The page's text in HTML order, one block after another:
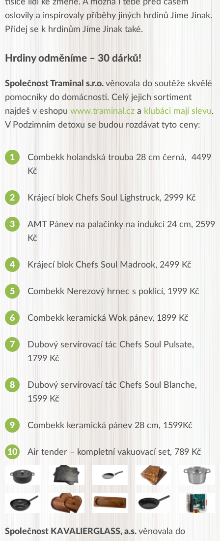
oslovily a inspirovaly příběhy jiných hrdinů Jíme Jinak.
Přidej se k hrdinům Jíme Jinak také.
Hrdiny odměníme – 30 dárků!
Společnost Traminal s.r.o. věnovala do soutěže skvělé
pomocníky do domácnosti. Celý jejich sortiment
najdeš v eshopu www.traminal.cz a klubáci mají slevu.
V Podzimním detoxu se budou rozdávat tyto ceny:
Combekk holandská trouba 28 cm černá, 4499
Kč
Krájecí blok Chefs Soul Lighstruck, 2999 Kč
AMT Pánev na palačinky na indukci 24 cm, 2599
Kč
Krájecí blok Chefs Soul Madrook, 2499 Kč
Combekk Nerezový hrnec s poklicí, 1999 Kč
Combekk keramická Wok pánev, 1899 Kč
Dubový servírovací tác Chefs Soul Pulsate,
1799 Kč
Dubový servírovací tác Chefs Soul Blanche,
1599 Kč
Combekk keramická pánev 28 cm, 1599Kč
Air tender – kompletní vakuovací set, 789 Kč
Společnost KAVALIERGLASS, a.s. věnovala do